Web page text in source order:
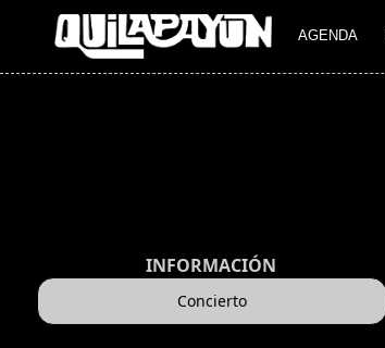
AGENDA
INFORMACIÓN
Concierto